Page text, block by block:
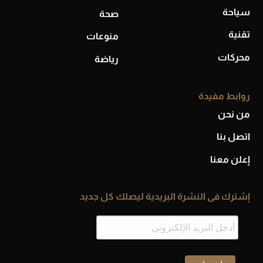
سياحة
تقنية
محركات
صحة
منوعات
رياضة
روابط مفيدة
من نحن
اتصل بنا
إعلن معنا
إشترك فى النشرة البريدية ليصلك كل جديد